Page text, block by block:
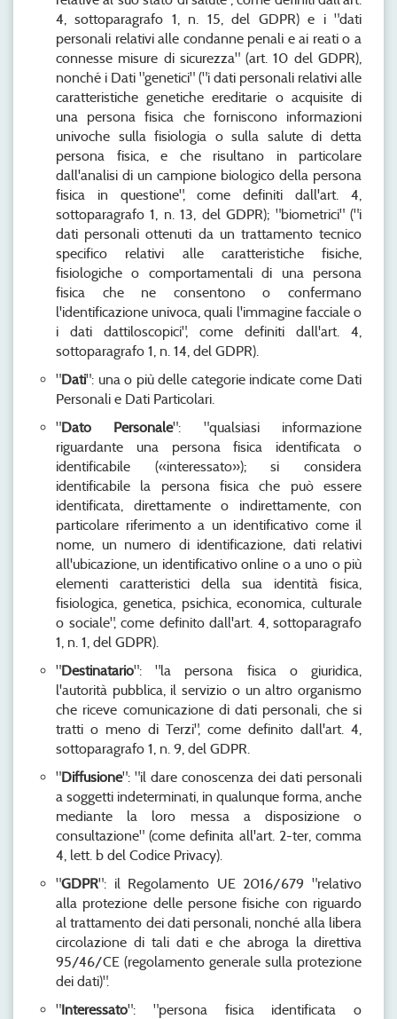
4, sottoparagrafo 1, n. 15, del GDPR) e i "dati
personali relativi alle condanne penali e ai reati o a
connesse misure di sicurezza" (art. 10 del GDPR),
nonché i Dati "genetici" ("i dati personali relativi alle
caratteristiche genetiche ereditarie o acquisite di
una persona fisica che forniscono informazioni
univoche sulla fisiologia o sulla salute di detta
persona fisica, e che risultano in particolare
dall'analisi di un campione biologico della persona
fisica in questione", come definiti dall'art. 4,
sottoparagrafo 1, n. 13, del GDPR); "biometrici" ("i
dati personali ottenuti da un trattamento tecnico
specifico relativi alle caratteristiche fisiche,
fisiologiche o comportamentali di una persona
fisica che ne consentono o confermano
l'identificazione univoca, quali l'immagine facciale o
i dati dattiloscopici", come definiti dall'art. 4,
sottoparagrafo 1, n. 14, del GDPR).
"Dati": una o più delle categorie indicate come Dati
Personali e Dati Particolari.
"Dato Personale": "qualsiasi informazione
riguardante una persona fisica identificata o
identificabile («interessato»); si considera
identificabile la persona fisica che può essere
identificata, direttamente o indirettamente, con
particolare riferimento a un identificativo come il
nome, un numero di identificazione, dati relativi
all'ubicazione, un identificativo online o a uno o più
elementi caratteristici della sua identità fisica,
fisiologica, genetica, psichica, economica, culturale
o sociale", come definito dall'art. 4, sottoparagrafo
1, n. 1, del GDPR).
"Destinatario": "la persona fisica o giuridica,
l'autorità pubblica, il servizio o un altro organismo
che riceve comunicazione di dati personali, che si
tratti o meno di Terzi", come definito dall'art. 4,
sottoparagrafo 1, n. 9, del GDPR.
"Diffusione": "il dare conoscenza dei dati personali
a soggetti indeterminati, in qualunque forma, anche
mediante la loro messa a disposizione o
consultazione" (come definita all'art. 2-ter, comma
4, lett. b del Codice Privacy).
"GDPR": il Regolamento UE 2016/679 "relativo
alla protezione delle persone fisiche con riguardo
al trattamento dei dati personali, nonché alla libera
circolazione di tali dati e che abroga la direttiva
95/46/CE (regolamento generale sulla protezione
dei dati)".
"Interessato": "persona fisica identificata o